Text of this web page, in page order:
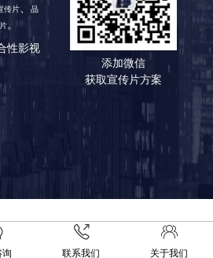
传片、品
。
性影视
添加微信
获取宣传片方案
询 联系我们 关于我们